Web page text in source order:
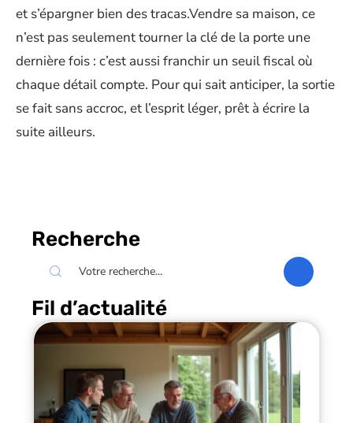
et s’épargner bien des tracas.Vendre sa maison, ce
n’est pas seulement tourner la clé de la porte une
dernière fois : c’est aussi franchir un seuil fiscal où
chaque détail compte. Pour qui sait anticiper, la sortie
se fait sans accroc, et l’esprit léger, prêt à écrire la
suite ailleurs.
Recherche
Fil d’actualité